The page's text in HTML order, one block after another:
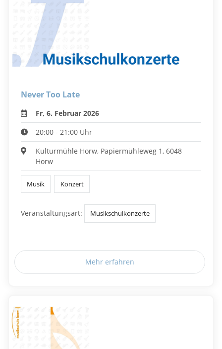
Never Too Late
Fr, 6. Februar 2026
20:00 - 21:00 Uhr
Kulturmühle Horw, Papiermühleweg 1, 6048
Horw
Musik Konzert
Veranstaltungsart: Musikschulkonzerte
Mehr erfahren